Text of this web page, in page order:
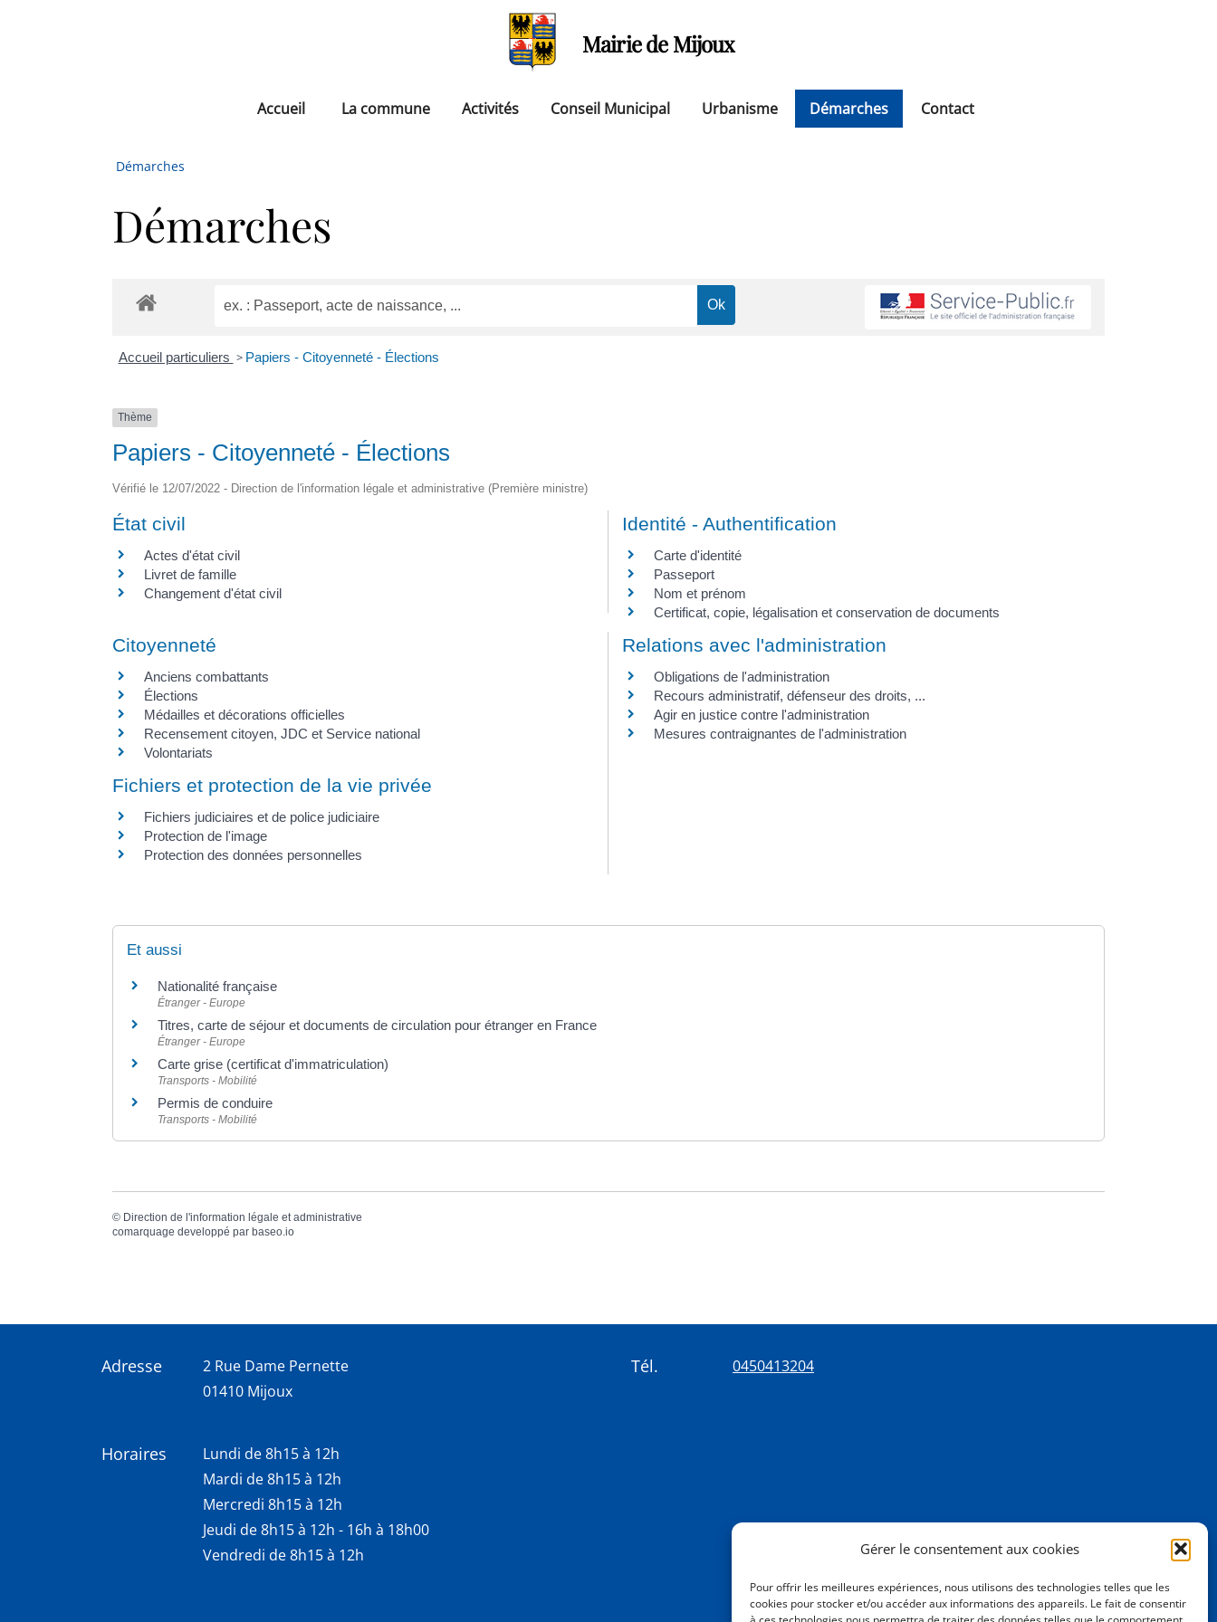
Gérer le consentement aux cookies
Pour offrir les meilleures expériences, nous utilisons des technologies telles que les
cookies pour stocker et/ou accéder aux informations des appareils. Le fait de consentir
Mairie de Mijoux
Accueil La commune Activités Conseil Municipal Urbanisme Démarches Contact
Démarches
Démarches
Accueil particuliers > Papiers - Citoyenneté - Élections
Thème
Papiers - Citoyenneté - Élections
Vérifié le 12/07/2022 - Direction de l'information légale et administrative (Première ministre)
État civil
Actes d'état civil
Livret de famille
Changement d'état civil
Identité - Authentification
Carte d'identité
Passeport
Nom et prénom
Certificat, copie, légalisation et conservation de documents
Citoyenneté
Anciens combattants
Élections
Médailles et décorations officielles
Recensement citoyen, JDC et Service national
Volontariats
Relations avec l'administration
Obligations de l'administration
Recours administratif, défenseur des droits, ...
Agir en justice contre l'administration
Mesures contraignantes de l'administration
Fichiers et protection de la vie privée
Fichiers judiciaires et de police judiciaire
Protection de l'image
Protection des données personnelles
Et aussi
Nationalité française
Étranger - Europe
Titres, carte de séjour et documents de circulation pour étranger en France
Étranger - Europe
Carte grise (certificat d'immatriculation)
Transports - Mobilité
Permis de conduire
Transports - Mobilité
© Direction de l'information légale et administrative
comarquage developpé par baseo.io
Adresse
2 Rue Dame Pernette
01410 Mijoux
Horaires
Lundi de 8h15 à 12h
Mardi de 8h15 à 12h
Mercredi 8h15 à 12h
Jeudi de 8h15 à 12h - 16h à 18h00
Vendredi de 8h15 à 12h
Tél. 0450413204